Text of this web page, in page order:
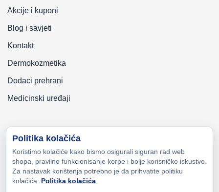
Akcije i kuponi
Blog i savjeti
Kontakt
Dermokozmetika
Dodaci prehrani
Medicinski uređaji
Copyright © 2026 Zeni-Lijek Apoteka. Sva prava zadržana
Politika kolačića
Koristimo kolačiće kako bismo osigurali siguran rad web
shopa, pravilno funkcionisanje korpe i bolje korisničko iskustvo.
Za nastavak korištenja potrebno je da prihvatite politiku
kolačića. Politika kolačića